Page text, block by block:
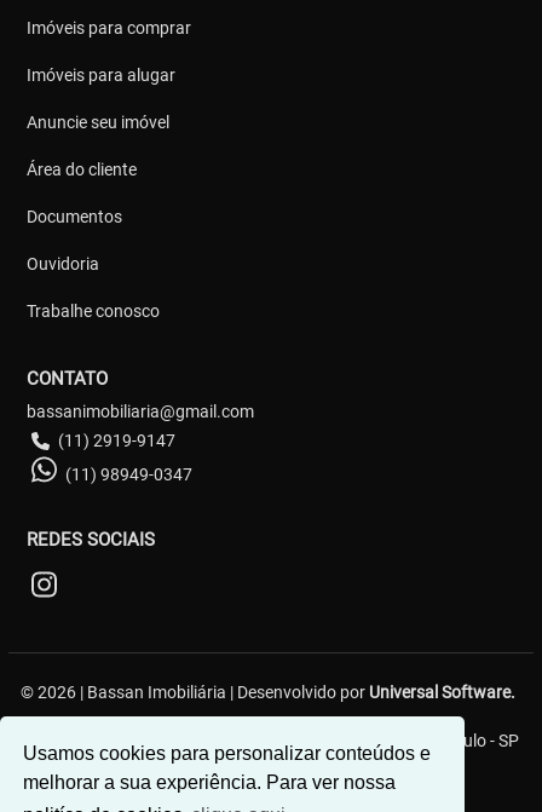
Usamos cookies para personalizar conteúdos e
melhorar a sua experiência. Para ver nossa
Imóveis para comprar
Imóveis para alugar
Anuncie seu imóvel
Área do cliente
Documentos
Ouvidoria
Trabalhe conosco
CONTATO
bassanimobiliaria@gmail.com
(11) 2919-9147
(11) 98949-0347
REDES SOCIAIS
© 2026 | Bassan Imobiliária | Desenvolvido por Universal Software.
Avenida baronesa de Muritiba, 454 - Pq São Rafael - São Paulo - SP